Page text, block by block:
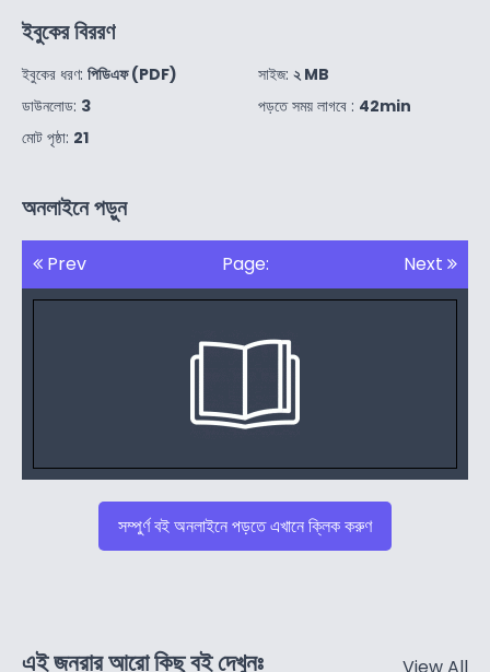
ইবুকের বিররণ
ইবুকের ধরণ: পিডিএফ (PDF)
ডাউনলোড: 3
মোট পৃষ্ঠা: 21
সাইজ: ২ MB
পড়তে সময় লাগবে : 42min
অনলাইনে পড়ুন
Prev Page: Next
সম্পুর্ণ বই অনলাইনে পড়তে এখানে ক্লিক করুণ
এই জনরার আরো কিছু বই দেখুনঃ View All